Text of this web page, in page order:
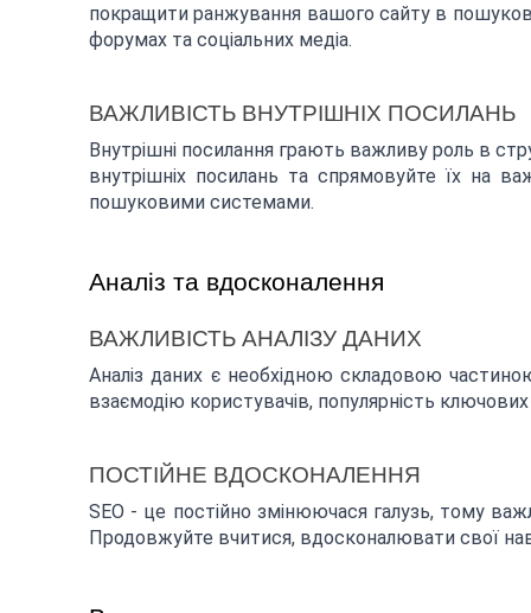
покращити ранжування вашого сайту в
форумах та соціальних медіа.
ВАЖЛИВІСТЬ ВНУТРІШНІХ ПОСИЛАНЬ
Внутрішні посилання грають важливу роль в
внутрішніх посилань та спрямовуйте їх на
пошуковими системами.
Аналіз та вдосконалення
ВАЖЛИВІСТЬ АНАЛІЗУ ДАНИХ
Аналіз даних є необхідною складовою
взаємодію користувачів, популярність
ПОСТІЙНЕ ВДОСКОНАЛЕННЯ
SEO - це постійно змінюючася галузь, тому
Продовжуйте вчитися, вдосконалювати свої